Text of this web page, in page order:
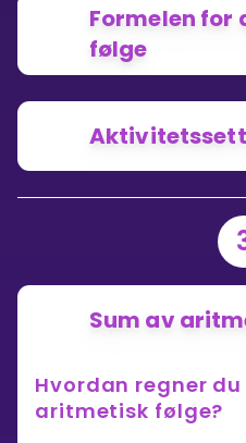
Formelen
følge
Aktivitetssett
Sum av
Hvordan regner
aritmetisk følge?